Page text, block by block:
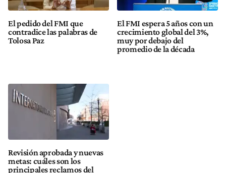
El pedido del FMI que
contradice las palabras de
Tolosa Paz
El FMI espera 5 años con un
crecimiento global del 3%,
muy por debajo del
promedio de la década
Revisión aprobada y nuevas
metas: cuáles son los
principales reclamos del